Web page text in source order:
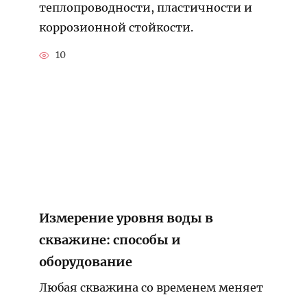
теплопроводности, пластичности и
коррозионной стойкости.
10
Измерение уровня воды в
скважине: способы и
оборудование
Любая скважина со временем меняет